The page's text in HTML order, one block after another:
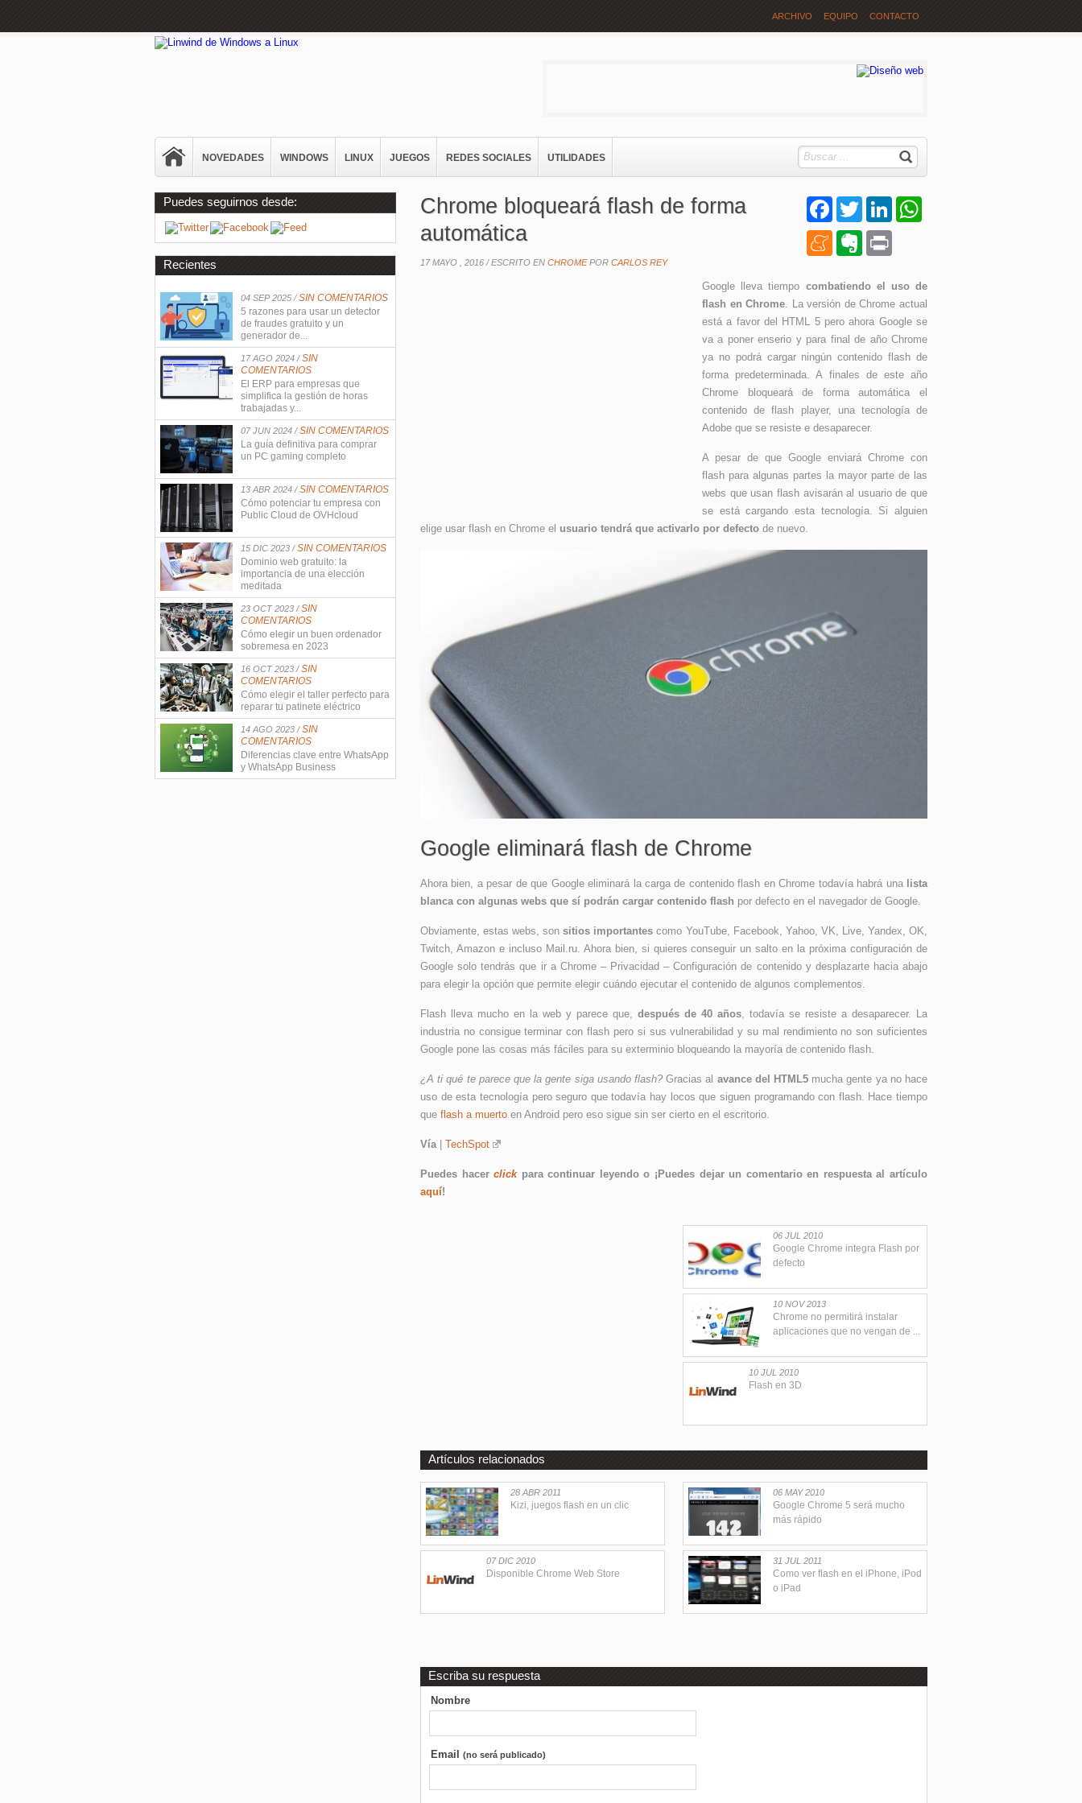
ARCHIVO EQUIPO CONTACTO
NOVEDADES WINDOWS LINUX JUEGOS REDES SOCIALES UTILIDADES
FacebookTwitter LinkedIn
MeneameEvernote
Chrome bloqueará flash de forma
automática
17 MAYO , 2016 /ESCRITO EN CHROMEPOR CARLOS REY
Google lleva tiempo combatiendo el uso de
flash en Chrome. La versión de Chrome actual
está a favor del HTML 5 pero ahora Google se
va a poner enserio y para final de año Chrome
ya no podrá cargar ningún contenido flash de
forma predeterminada. A finales de este año
Chrome bloqueará de forma automática el
contenido de flash player, una tecnología de
Adobe que se resiste e desaparecer.
A pesar de que Google enviará Chrome con
flash para algunas partes la mayor parte de las
webs que usan flash avisarán al usuario de que
se está cargando esta tecnología. Si alguien
elige usar flash en Chrome el usuario tendrá que activarlo por defecto de nuevo.
Google eliminará flash de Chrome
Ahora bien, a pesar de que Google eliminará la carga de contenido flash en Chrome todavía habrá una lista
blanca con algunas webs que sí podrán cargar contenido flash por defecto en el navegador de Google.
Obviamente, estas webs, sonsitios importantes como YouTube, Facebook, Yahoo, VK, Live, Yandex, OK,
Twitch, Amazon e incluso Mail.ru. Ahora bien, si quieres conseguir un salto en la próxima configuración de
Google solo tendrás que ir a Chrome – Privacidad – Configuración de contenido y desplazarte hacia abajo
para elegir la opción que permite elegir cuándo ejecutar el contenido de algunos complementos.
Flash lleva mucho en la web y parece que, después de 40 años, todavía se resiste a desaparecer. La
industria no consigue terminar con flash pero si sus vulnerabilidad y su mal rendimiento no son suficientes
Google pone las cosas más fáciles para su exterminio bloqueando la mayoría de contenido flash.
¿A ti qué te parece que la gente siga usando flash? Gracias al avance del HTML5 mucha gente ya no hace
uso de esta tecnología pero seguro que todavía hay locos que siguen programando con flash. Hace tiempo
que flash a muerto en Android pero eso sigue sin ser cierto en el escritorio.
Vía| TechSpot
Puedes hacerclickpara continuar leyendo o ¡Puedes dejar un comentario en respuesta al artículo
aquí!
06 JUL 2010
Google Chrome integra Flash por
defecto
10 NOV 2013
Chrome no permitirá instalar
aplicaciones que no vengan de ...
10 JUL 2010
Flash en 3D
Artículos relacionados
06 MAY 2010
Google Chrome 5 será mucho
más rápido
28 ABR 2011
Kizi, juegos flash en un clic
31 JUL 2011
Como ver flash en el iPhone, iPod
o iPad
07 DIC 2010
Disponible Chrome Web Store
Escriba su respuesta
Nombre
Email (no será publicado)
Puedes seguirnos desde:
Recientes
04 SEP 2025 /SIN COMENTARIOS
5 razones para usar un detector
de fraudes gratuito y un
generador de...
17 AGO 2024 /SIN
COMENTARIOS
El ERP para empresas que
simplifica la gestión de horas
trabajadas y...
07 JUN 2024 /SIN COMENTARIOS
La guía definitiva para comprar
un PC gaming completo
13 ABR 2024 /SIN COMENTARIOS
Cómo potenciar tu empresa con
Public Cloud de OVHcloud
15 DIC 2023 /SIN COMENTARIOS
Dominio web gratuito: la
importancia de una elección
meditada
23 OCT 2023 /SIN
COMENTARIOS
Cómo elegir un buen ordenador
sobremesa en 2023
16 OCT 2023 /SIN
COMENTARIOS
Cómo elegir el taller perfecto para
reparar tu patinete eléctrico
14 AGO 2023 /SIN
COMENTARIOS
Diferencias clave entre WhatsApp
y WhatsApp Business